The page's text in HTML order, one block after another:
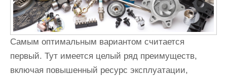
Самым оптимальным вариантом считается
первый. Тут имеется целый ряд преимуществ,
включая повышенный ресурс эксплуатации,